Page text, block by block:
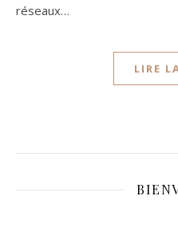
réseaux…
LIRE